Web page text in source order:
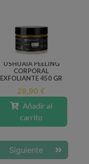
USHUAIA PEELING
CORPORAL
EXFOLIANTE 450 GR
29,90 €
Añadir al
carrito
Siguiente